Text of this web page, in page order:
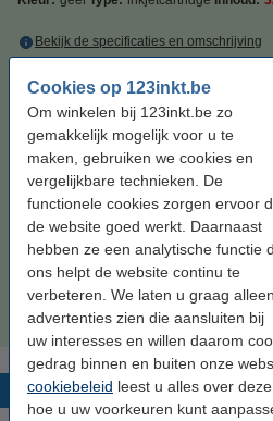
Cookies op 123inkt.be
Om winkelen bij 123inkt.be zo
gemakkelijk mogelijk voor u te
maken, gebruiken we cookies en
vergelijkbare technieken. De
functionele cookies zorgen ervoor
de website goed werkt. Daarnaast
hebben ze een analytische functie
ons helpt de website continu te
verbeteren. We laten u graag alleen
advertenties zien die aansluiten bij
uw interesses en willen daarom
gedrag binnen en buiten onze
cookiebeleid leest u alles over
hoe u uw voorkeuren kunt
Bekijk de specificaties en omschrijving
Bespaar73%op uw inkt (zonder
Direct leverbaar
Maandag in huis
Prijs per ml € 0,52
Tip: complete set bestellen
123inkt huismerk
multipack zwart/cyaan/
€ 69,50
Populaire